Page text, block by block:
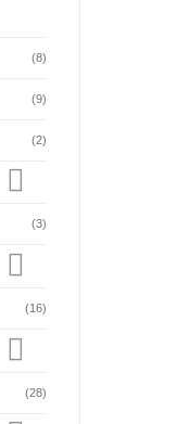
(8)
(9)
(2)
(3)
(16)
(28)